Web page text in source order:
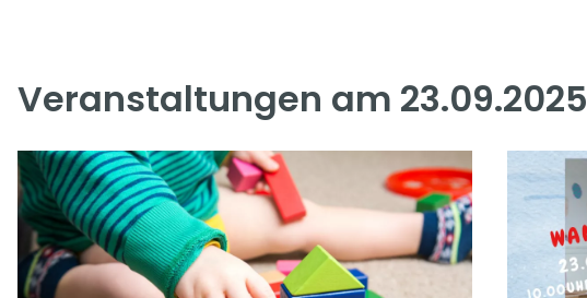
Veranstaltungen am 23.09.2025